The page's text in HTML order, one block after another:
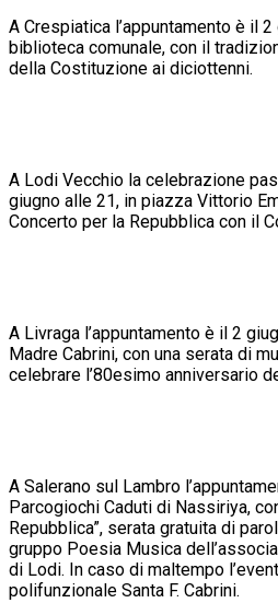
A Crespiatica l’appuntamento è il
biblioteca comunale, con il
della Costituzione ai diciottenni.
A Lodi Vecchio la celebrazione
giugno alle 21, in piazza Vittorio
Concerto per la Repubblica con il
A Livraga l’appuntamento è il 2
Madre Cabrini, con una serata di
celebrare l’80esimo anniversario
A Salerano sul Lambro
Parcogiochi Caduti di Nassiriya,
Repubblica”, serata gratuita di
gruppo Poesia Musica
di Lodi. In caso di maltempo
polifunzionale Santa F. Cabrini.